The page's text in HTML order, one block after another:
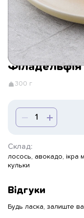
Філадельфія
300 г
Склад:
лосось, авокадо, ікра
кульки
Відгуки
Будь ласка, залиште